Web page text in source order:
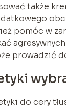
także
pomóc w
prowadzić
do cery